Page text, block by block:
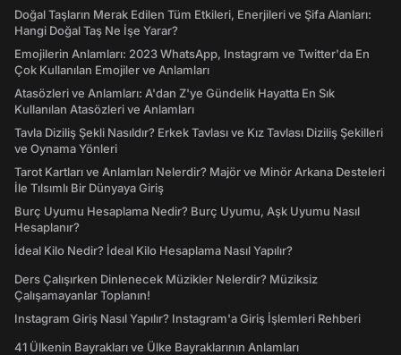
Doğal Taşların Merak Edilen Tüm Etkileri, Enerjileri ve Şifa Alanları:
Hangi Doğal Taş Ne İşe Yarar?
Emojilerin Anlamları: 2023 WhatsApp, Instagram ve Twitter'da En
Çok Kullanılan Emojiler ve Anlamları
Atasözleri ve Anlamları: A'dan Z'ye Gündelik Hayatta En Sık
Kullanılan Atasözleri ve Anlamları
Tavla Diziliş Şekli Nasıldır? Erkek Tavlası ve Kız Tavlası Diziliş Şekilleri
ve Oynama Yönleri
Tarot Kartları ve Anlamları Nelerdir? Majör ve Minör Arkana Desteleri
İle Tılsımlı Bir Dünyaya Giriş
Burç Uyumu Hesaplama Nedir? Burç Uyumu, Aşk Uyumu Nasıl
Hesaplanır?
İdeal Kilo Nedir? İdeal Kilo Hesaplama Nasıl Yapılır?
Ders Çalışırken Dinlenecek Müzikler Nelerdir? Müziksiz
Çalışamayanlar Toplanın!
Instagram Giriş Nasıl Yapılır? Instagram'a Giriş İşlemleri Rehberi
41 Ülkenin Bayrakları ve Ülke Bayraklarının Anlamları